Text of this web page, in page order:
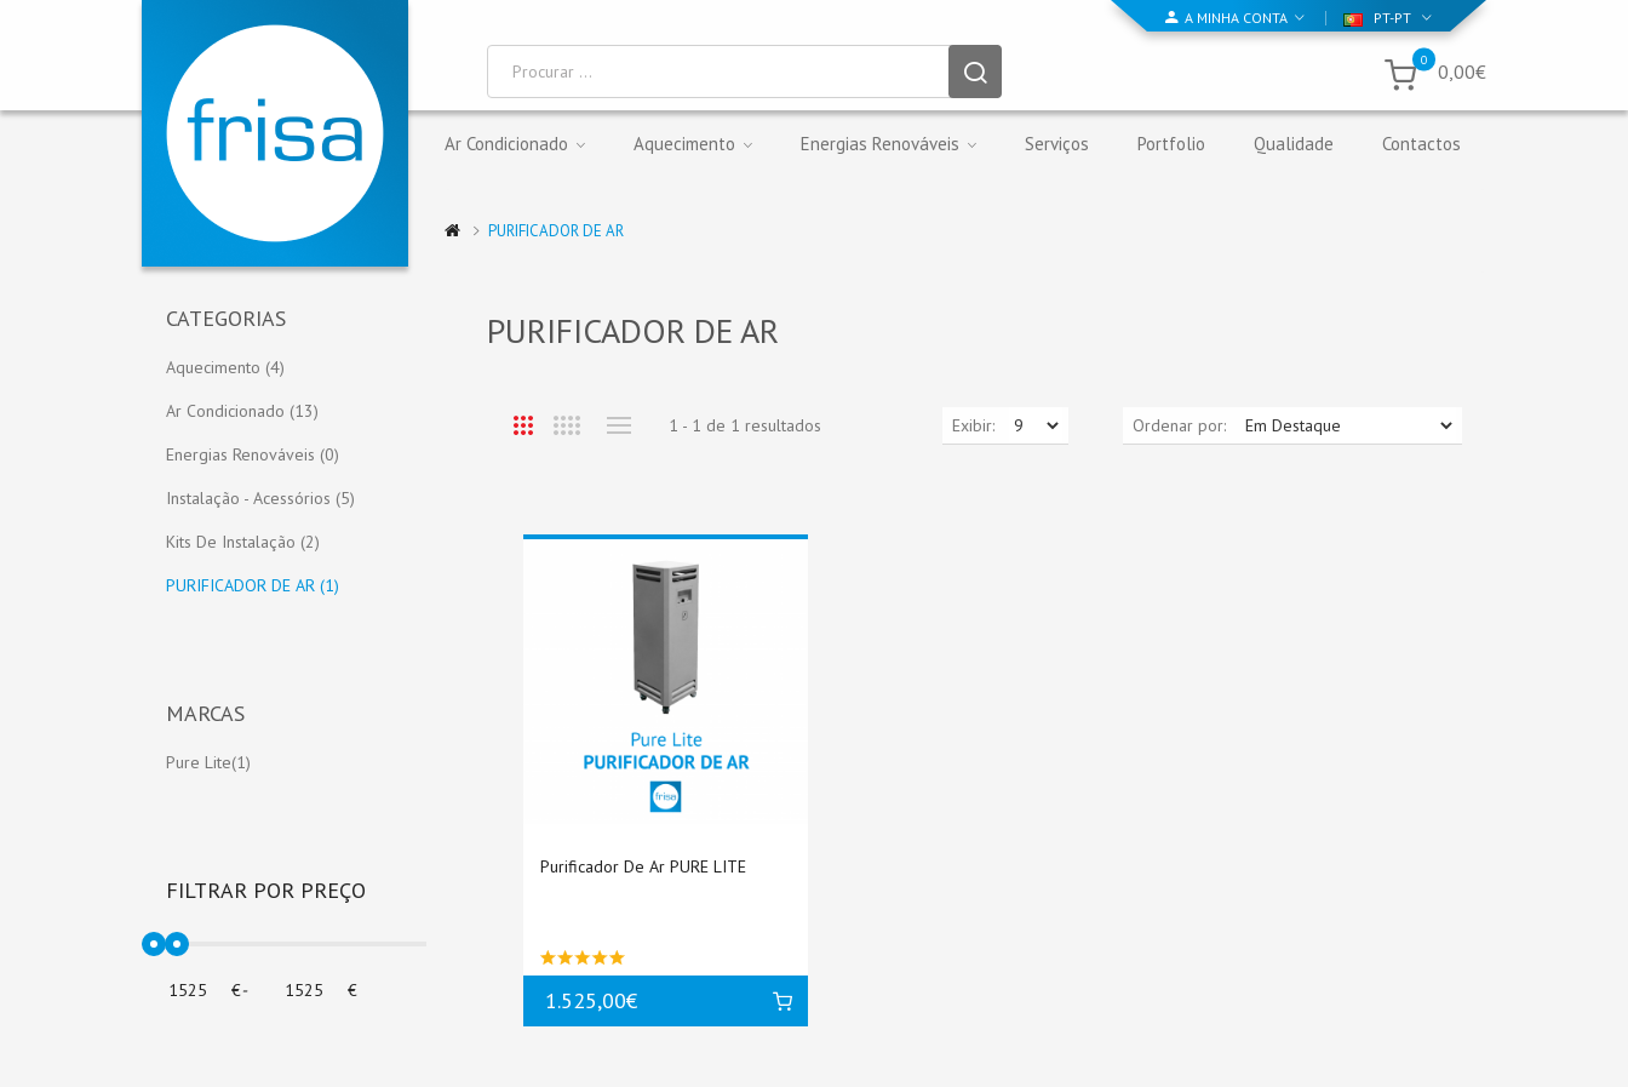
PT-PT
A MINHA CONTA
0 0,00€
Ar Condicionado Aquecimento Energias Renováveis Serviços Portfolio Qualidade Contactos
PURIFICADOR DE AR
FILTRAR POR PREÇO
€- €
CATEGORIAS
Aquecimento (4)
Ar Condicionado (13)
Energias Renováveis (0)
Instalação - Acessórios (5)
Kits De Instalação (2)
PURIFICADOR DE AR (1)
MARCAS
Pure Lite(1)
PURIFICADOR DE AR
1 - 1 de 1 resultados Ordenar por:
Exibir:
Purificador De Ar PURE LITE
1.525,00€